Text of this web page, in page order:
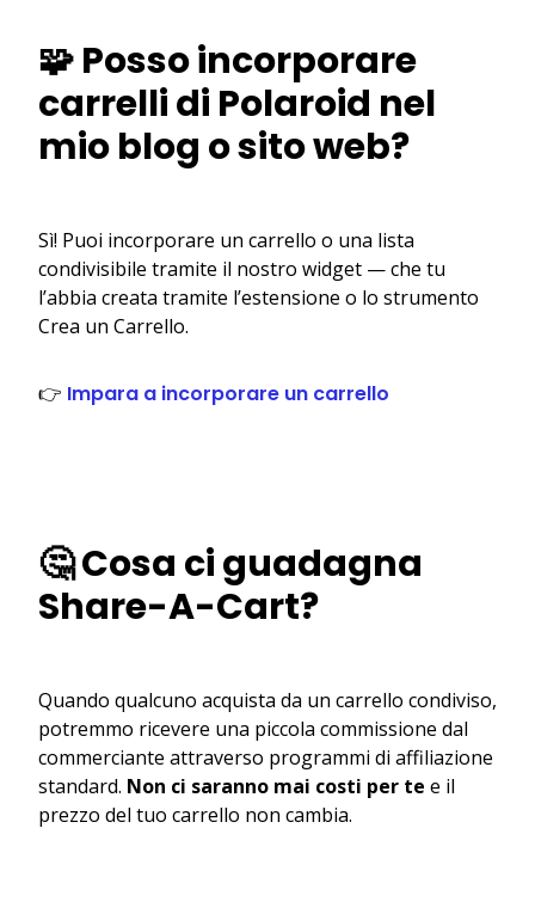
🧩 Posso incorporare
carrelli di Polaroid nel
mio blog o sito web?
Sì! Puoi incorporare un carrello o una lista
condivisibile tramite il nostro widget — che tu
l’abbia creata tramite l’estensione o lo strumento
Crea un Carrello.
👉 Impara a incorporare un carrello
🤔 Cosa ci guadagna
Share-A-Cart?
Quando qualcuno acquista da un carrello condiviso,
potremmo ricevere una piccola commissione dal
commerciante attraverso programmi di affiliazione
standard. Non ci saranno mai costi per te e il
prezzo del tuo carrello non cambia.